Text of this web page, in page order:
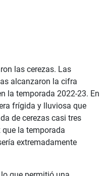
las cerezas. Las
alcanzaron la cifra
la temporada 2022-23. En
frígida y lluviosa que
de cerezas casi tres
la temporada
extremadamente